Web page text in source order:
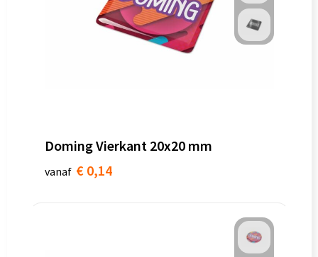
Doming Vierkant 20x20 mm
vanaf € 0,14